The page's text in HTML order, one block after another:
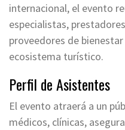
internacional, el evento
especialistas,
proveedores de
ecosistema turístico.
Perfil de Asistentes
El evento atraerá a un
médicos, clínicas,